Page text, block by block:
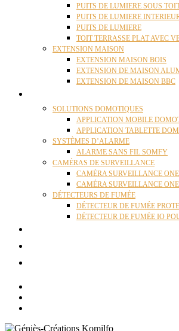
PUITS DE LUMIERE SOUS
PUITS DE LUMIERE
PUITS DE LUMIERE
TOIT TERRASSE PLAT AVEC
EXTENSION MAISON
EXTENSION MAISON BOIS
EXTENSION DE MAISON
EXTENSION DE MAISON BBC
SOLUTIONS DOMOTIQUES
APPLICATION MOBILE
APPLICATION TABLETTE
SYSTÈMES D’ALARME
ALARME SANS FIL SOMFY
CAMÉRAS DE SURVEILLANCE
CAMÉRA SURVEILLANCE
CAMÉRA SURVEILLANCE
DÉTECTEURS DE FUMÉE
DÉTECTEUR DE FUMÉE
DÉTECTEUR DE FUMÉE IO